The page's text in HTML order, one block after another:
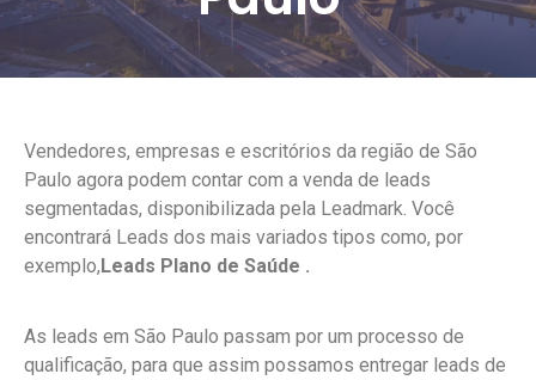
Vendedores, empresas e escritórios da região de São
Paulo agora podem contar com a venda de leads
segmentadas, disponibilizada pela Leadmark. Você
encontrará Leads dos mais variados tipos como, por
exemplo,Leads Plano de Saúde .
As leads em São Paulo passam por um processo de
qualificação, para que assim possamos entregar leads de